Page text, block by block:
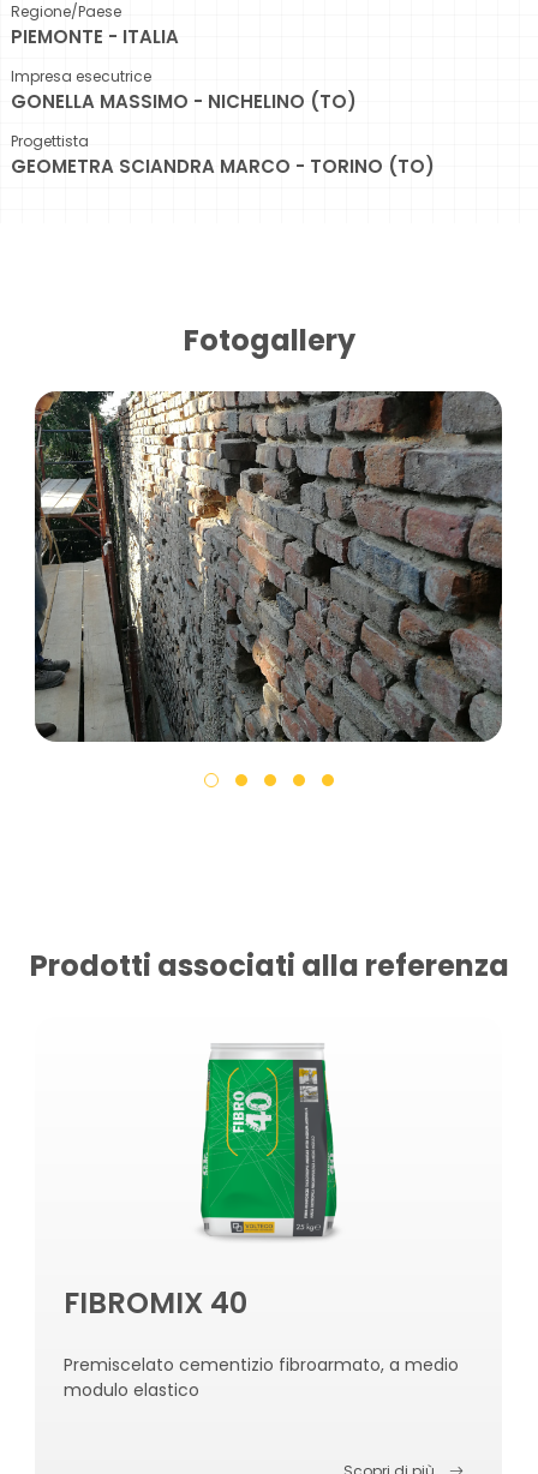
Regione/Paese
PIEMONTE - ITALIA
Impresa esecutrice
GONELLA MASSIMO - NICHELINO (TO)
Progettista
GEOMETRA SCIANDRA MARCO - TORINO (TO)
Fotogallery
Prodotti associati alla referenza
FIBROMIX 40
Premiscelato cementizio fibroarmato, a medio
modulo elastico